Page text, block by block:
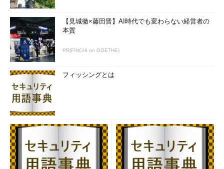
【見城徹×藤田晋】AI時代でも変わらない経営者の
本質
PR(FINCHI on GOETHE)
フィッシングとは